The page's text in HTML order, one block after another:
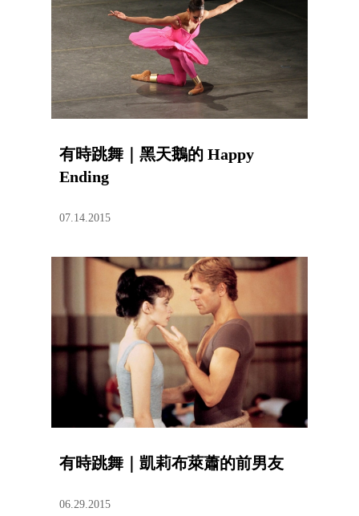
有時跳舞｜黑天鵝的 Happy
Ending
07.14.2015
有時跳舞｜凱莉布萊蕭的前男友
06.29.2015